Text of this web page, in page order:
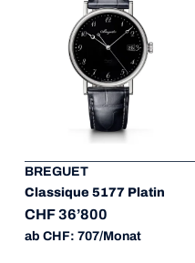
BREGUET
Classique 5177 Platin
CHF 36’800
ab CHF: 707/Monat